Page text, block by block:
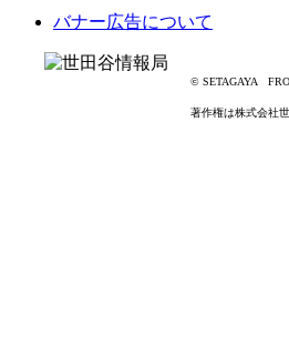
バナー広告について
© SETAGAYA
著作権は株式会社